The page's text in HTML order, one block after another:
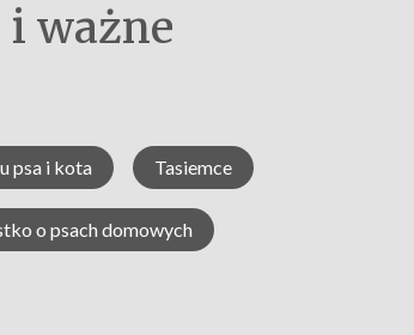
ważne
psa i kota Tasiemce
o psach domowych